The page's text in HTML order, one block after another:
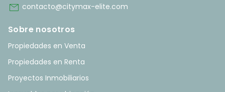
mail contacto@citymax-elite.com
Sobre nosotros
Propiedades en Venta
Propiedades en Renta
Proyectos Inmobiliarios